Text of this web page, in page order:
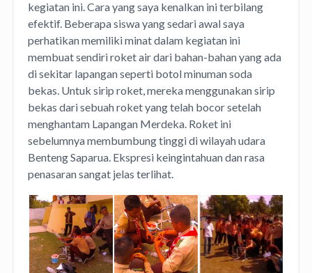
kegiatan ini. Cara yang saya kenalkan ini terbilang
efektif. Beberapa siswa yang sedari awal saya
perhatikan memiliki minat dalam kegiatan ini
membuat sendiri roket air dari bahan-bahan yang ada
di sekitar lapangan seperti botol minuman soda
bekas. Untuk sirip roket, mereka menggunakan sirip
bekas dari sebuah roket yang telah bocor setelah
menghantam Lapangan Merdeka. Roket ini
sebelumnya membumbung tinggi di wilayah udara
Benteng Saparua. Ekspresi keingintahuan dan rasa
penasaran sangat jelas terlihat.